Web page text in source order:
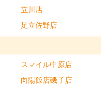
立川店
足立佐野店
スマイル中原店
向陽飯店磯子店